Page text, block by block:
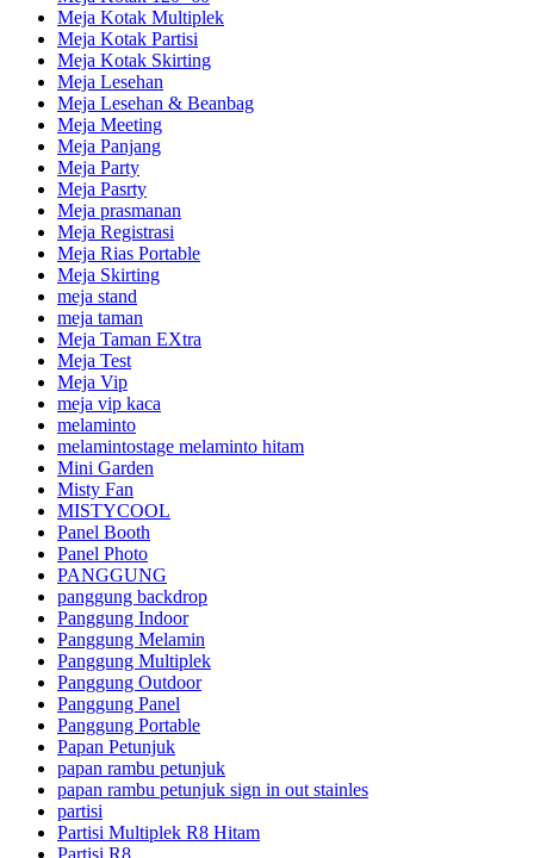
Meja Kotak Multiplek
Meja Kotak Partisi
Meja Kotak Skirting
Meja Lesehan
Meja Lesehan & Beanbag
Meja Meeting
Meja Panjang
Meja Party
Meja Pasrty
Meja prasmanan
Meja Registrasi
Meja Rias Portable
Meja Skirting
meja stand
meja taman
Meja Taman EXtra
Meja Test
Meja Vip
meja vip kaca
melaminto
melamintostage melaminto hitam
Mini Garden
Misty Fan
MISTYCOOL
Panel Booth
Panel Photo
PANGGUNG
panggung backdrop
Panggung Indoor
Panggung Melamin
Panggung Multiplek
Panggung Outdoor
Panggung Panel
Panggung Portable
Papan Petunjuk
papan rambu petunjuk
papan rambu petunjuk sign in out stainles
partisi
Partisi Multiplek R8 Hitam